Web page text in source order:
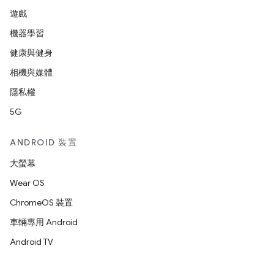
遊戲
機器學習
健康與健身
相機與媒體
隱私權
5G
ANDROID 裝置
大螢幕
Wear OS
ChromeOS 裝置
車輛專用 Android
Android TV